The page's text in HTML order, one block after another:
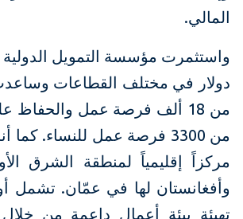
المالي.
دولار في مختلف القطاعات
من 18 ألف فرصة عمل والحفاظ
من 3300 فرصة عمل للنساء.
مركزاً إقليمياً لمنطقة الشرق
وأفغانستان لها في عمّان. تشمل
تهيئة بيئة أعمال داعمة من خلال